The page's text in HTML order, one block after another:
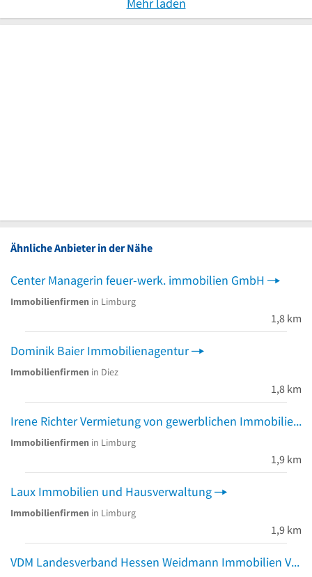
Ähnliche Anbieter in der Nähe
Center Managerin feuer-werk. immobilien GmbH
Immobilienfirmen in Limburg
1,8 km
Dominik Baier Immobilienagentur
Immobilienfirmen in Diez
1,8 km
Irene Richter Vermietung von gewerblichen Immobilien
Immobilienfirmen in Limburg
1,9 km
Laux Immobilien und Hausverwaltung
Immobilienfirmen in Limburg
1,9 km
VDM Landesverband Hessen Weidmann Immobilien VDM Georg Weidmann